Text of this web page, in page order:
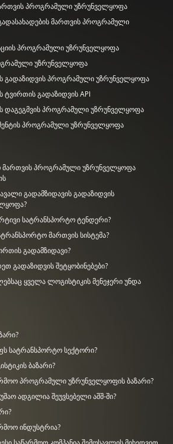
პროგრამული უზრუნველყოფა
მართვის პროგრამული
პროგრამული უზრუნველყოფა
უზრუნველყოფა
გადაზიდვის პროგრამული უზრუნველყოფა
ტვირთის გადაზიდვის API
დაგეგმვის პროგრამული უზრუნველყოფა
პროგრამული უზრუნველყოფა
პროგრამული უზრუნველყოფა
გადამზიდავის გადაზიდვის
სატრანსპორტო ტენდერი?
მართვის სისტემა?
გადამზიდავი?
გადაზიდვის შეტყობინებები?
ყველა ლოგისტიკის მენეჯერი უნდა
სატრანსპორტო სექტორი?
ბაზარი?
პროგრამული უზრუნველყოფის ბაზარი?
ადგილია შეუვსებელი აშშ-ში?
ინდუსტრია?